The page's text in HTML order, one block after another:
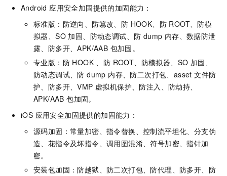
Android 应用安全加固提供的加固能力：
标准版：防逆向、防篡改、防 HOOK、防 ROOT、防模
拟器、SO 加固、防动态调试、防 dump 内存、数据防泄
露、防多开、APK/AAB 包加固。
专业版：防 HOOK 、防 ROOT、防模拟器、SO 加固、
防动态调试、防 dump 内存、防二次打包、asset 文件防
护、防多开、VMP 虚拟机保护、防注入、防劫持、
APK/AAB 包加固。
iOS 应用安全加固提供的加固能力：
源码加固：常量加密、指令替换、控制流平坦化、分支伪
造、花指令及坏指令、调用图混淆、符号加密、指针加
密。
安装包加固：防越狱、防二次打包、防代理、防多开、防